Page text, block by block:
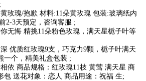
玫瑰/抱歉 材料:11朵黄玫瑰 包装:玻璃纸内
2-3天预定，咨询客服 ;
无悔 精挑11朵粉色玫瑰，满天星栀子叶等
优质红玫瑰9支，巧克力9颗，栀子叶满天
一个，精美礼盒包装 ;
依 商品规格：红玫瑰11枝 黄莺 满天星 商
包 送花对象：恋人 商品用途：祝福 生;